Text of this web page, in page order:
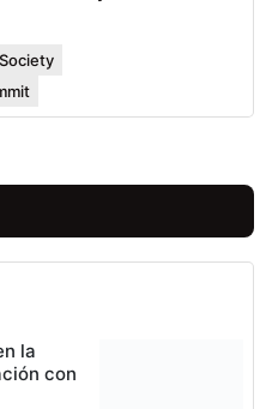
la
con